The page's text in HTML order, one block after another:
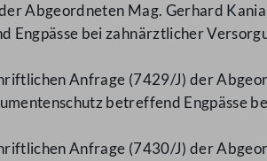
Abgeordneten Mag. Gerhard
Engpässe bei zahnärztlicher
Anfrage (7429/J) der
betreffend Engpässe
Anfrage (7430/J) der